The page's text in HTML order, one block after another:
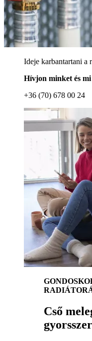
Ideje karbantartani a
Hívjon minket és
+36 (70) 678 00 24
Cső